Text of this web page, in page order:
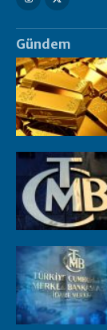
Gündem